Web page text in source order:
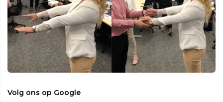
Volg ons op Google